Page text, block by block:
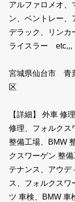
アルファロメオ、
ン、ベントレー、
デラック、リンカ
ライスラー etc,,,
宮城県仙台市 青
区
【詳細】 外車 修
修理、フォルクス
整備工場、BMW
クスワーゲン 整
テナンス、アウデ
ス、フォルクスワ
ツ 車検、BMW 車